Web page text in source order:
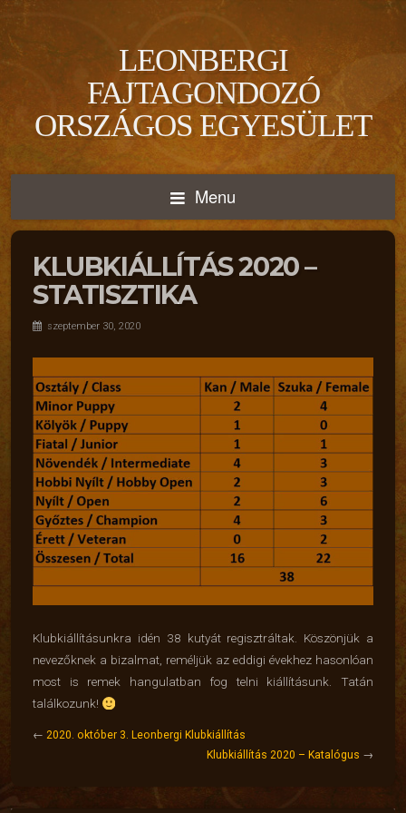
LEONBERGI
FAJTAGONDOZÓ
ORSZÁGOS EGYESÜLET
Menu
KLUBKIÁLLÍTÁS 2020 –
STATISZTIKA
szeptember 30, 2020
Klubkiállításunkra idén 38 kutyát regisztráltak. Köszönjük a
nevezőknek a bizalmat, reméljük az eddigi évekhez hasonlóan
most is remek hangulatban fog telni kiállításunk. Tatán
találkozunk!
← 2020. október 3. Leonbergi Klubkiállítás
Klubkiállítás 2020 – Katalógus →